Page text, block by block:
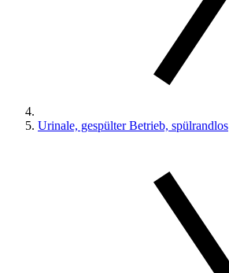
Urinale, gespülter Betrieb, spülrandlos